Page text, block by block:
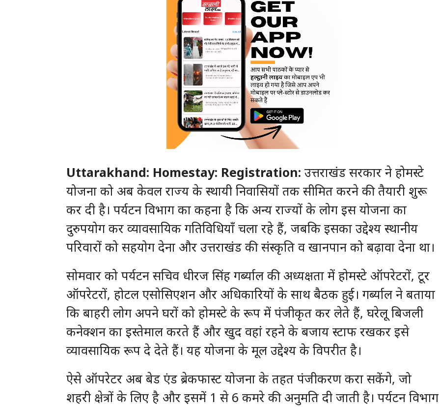
Uttarakhand: Homestay: Registration: उत्तराखंड सरकार ने होमस्टे
योजना को अब केवल राज्य के स्थायी निवासियों तक सीमित करने की तैयारी शुरू
कर दी है। पर्यटन विभाग का कहना है कि अन्य राज्यों के लोग इस योजना का
दुरुपयोग कर व्यावसायिक गतिविधियाँ चला रहे हैं, जबकि इसका उद्देश्य स्थानीय
परिवारों को सहयोग देना और उत्तराखंड की संस्कृति व खानपान को बढ़ावा देना था।
सोमवार को पर्यटन सचिव धीरज सिंह गर्ब्याल की अध्यक्षता में होमस्टे ऑपरेटरों, टूर
ऑपरेटरों, होटल एसोसिएशन और अधिकारियों के साथ बैठक हुई। गर्ब्याल ने बताया
कि बाहरी लोग अपने घरों को होमस्टे के रूप में पंजीकृत कर लेते हैं, घरेलू बिजली
कनेक्शन का इस्तेमाल करते हैं और खुद वहां रहने के बजाय स्टाफ रखकर इसे
व्यावसायिक रूप दे देते हैं। यह योजना के मूल उद्देश्य के विपरीत है।
ऐसे ऑपरेटर अब बेड एंड ब्रेकफास्ट योजना के तहत पंजीकरण करा सकेंगे, जो
शहरी क्षेत्रों के लिए है और इसमें 1 से 6 कमरे की अनुमति दी जाती है। पर्यटन विभाग